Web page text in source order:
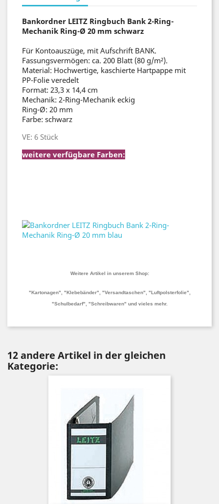
Bankordner LEITZ Ringbuch Bank 2-Ring-
Mechanik Ring-Ø 20 mm schwarz
Für Kontoauszüge, mit Aufschrift BANK.
Fassungsvermögen: ca. 200 Blatt (80 g/m²).
Material: Hochwertige, kaschierte Hartpappe mit
PP-Folie veredelt
Format: 23,3 x 14,4 cm
Mechanik: 2-Ring-Mechanik eckig
Ring-Ø: 20 mm
Farbe: schwarz
VE: 6 Stück
weitere verfügbare Farben:
Weitere Artikel in unserem Shop:
"Kartonagen", "Klebebänder", "Versandtaschen", "Luftpolsterfolie",
"Schulbedarf", "Schreibwaren" und vieles mehr.
12 andere Artikel in der gleichen
Kategorie: